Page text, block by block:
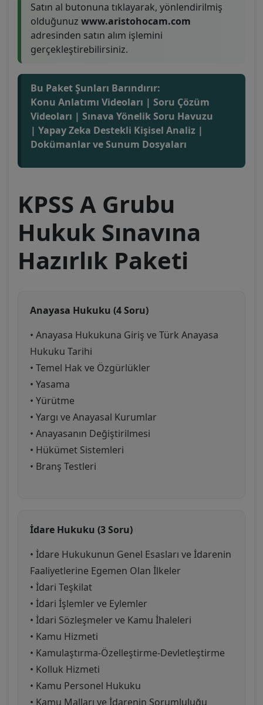
Satın al butonuna tıklayarak, yönlendirilmiş
olduğunuz www.aristohocam.com
adresinden satın alım işlemini
gerçekleştirebilirsiniz.
Bu Paket Şunları Barındırır:
Konu Anlatımı Videoları | Soru Çözüm
Videoları | Sınava Yönelik Soru Havuzu
| Yapay Zeka Destekli Kişisel Analiz |
Dokümanlar ve Sunum Dosyaları
KPSS A Grubu
Hukuk Sınavına
Hazırlık Paketi
Anayasa Hukuku (4 Soru)
• Anayasa Hukukuna Giriş ve Türk Anayasa
Hukuku Tarihi
• Temel Hak ve Özgürlükler
• Yasama
• Yürütme
• Yargı ve Anayasal Kurumlar
• Anayasanın Değiştirilmesi
• Hükümet Sistemleri
• Branş Testleri
İdare Hukuku (3 Soru)
• İdare Hukukunun Genel Esasları ve İdarenin
Faaliyetlerine Egemen Olan İlkeler
• İdari Teşkilat
• İdari İşlemler ve Eylemler
• İdari Sözleşmeler ve Kamu İhaleleri
• Kamu Hizmeti
• Kamulaştırma-Özelleştirme-Devletleştirme
• Kolluk Hizmeti
• Kamu Personel Hukuku
• Kamu Malları ve İdarenin Sorumluluğu